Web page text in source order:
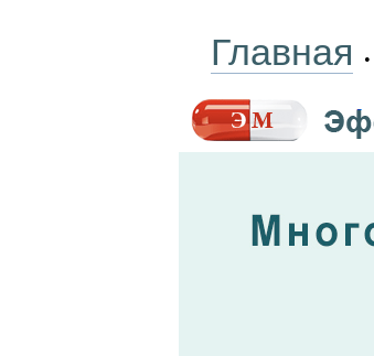
Главная •